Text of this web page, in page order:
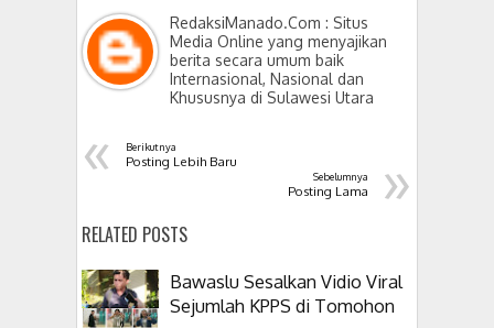
RedaksiManado.Com : Situs
Media Online yang menyajikan
berita secara umum baik
Internasional, Nasional dan
Khususnya di Sulawesi Utara
« Berikutnya
Posting Lebih Baru »
Sebelumnya
Posting Lama
RELATED POSTS
Bawaslu Sesalkan Vidio Viral
Sejumlah KPPS di Tomohon